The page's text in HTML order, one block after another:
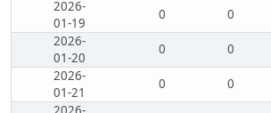
2026-
01-19
0 0
2026-
01-20
0 0
2026-
01-21
0 0